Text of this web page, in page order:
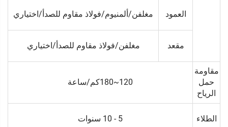
العمود مغلفن/ألمنيوم/فولاذ مقاوم للصدأ/اختياري
مقعد مغلفن/فولاذ مقاوم للصدأ/اختياري
مقاومة
حمل
الرياح
120~180كم/ساعة
الطلاء 5 - 10 سنوات